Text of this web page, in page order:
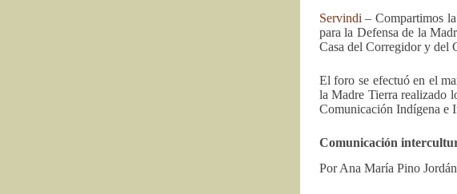
Servindi – Compartimos
para la Defensa de la
Casa del Corregidor y del
El foro se efectuó en el
la Madre Tierra realizado
Comunicación Indígena e
Comunicación
Por Ana María Pino Jordán